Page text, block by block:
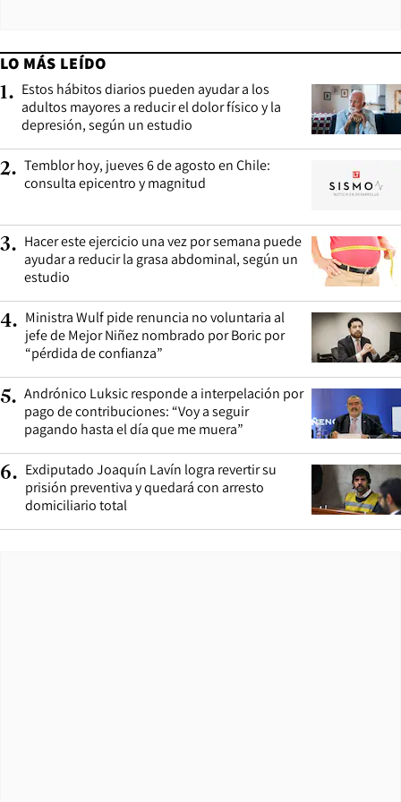
LO MÁS LEÍDO
1. Estos hábitos diarios pueden ayudar a los
adultos mayores a reducir el dolor físico y la
depresión, según un estudio
2. Temblor hoy, jueves 6 de agosto en Chile:
consulta epicentro y magnitud
3. Hacer este ejercicio una vez por semana puede
ayudar a reducir la grasa abdominal, según un
estudio
4. Ministra Wulf pide renuncia no voluntaria al
jefe de Mejor Niñez nombrado por Boric por
“pérdida de confianza”
5. Andrónico Luksic responde a interpelación por
pago de contribuciones: “Voy a seguir
pagando hasta el día que me muera”
6. Exdiputado Joaquín Lavín logra revertir su
prisión preventiva y quedará con arresto
domiciliario total